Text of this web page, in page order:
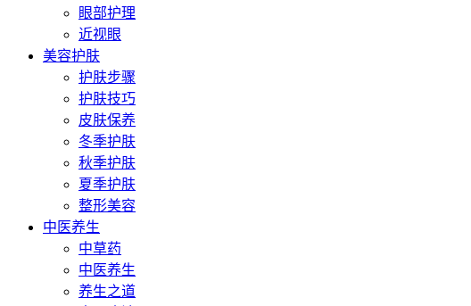
眼部护理
近视眼
美容护肤
护肤步骤
护肤技巧
皮肤保养
冬季护肤
秋季护肤
夏季护肤
整形美容
中医养生
中草药
中医养生
养生之道